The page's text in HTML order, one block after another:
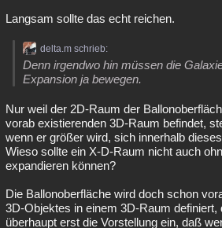
Langsam sollte das echt reichen.
delta.m schrieb:
Denn irgendwo hin müssen die
Expansion ja bewegen.
Nur weil der 2D-Raum der
vorab existierenden 3D-Raum befindet,
wenn er größer wird, sich innerhalb
Wieso sollte ein X-D-Raum nicht auch
expandieren können?
Die Ballonoberfläche wird doch schon
3D-Objektes in einem 3D-Raum definiert,
überhaupt erst die Vorstellung ein, daß